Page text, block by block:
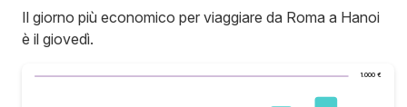
Il giorno più economico per viaggiare da Roma a Hanoi
è il giovedì.
1.000 €